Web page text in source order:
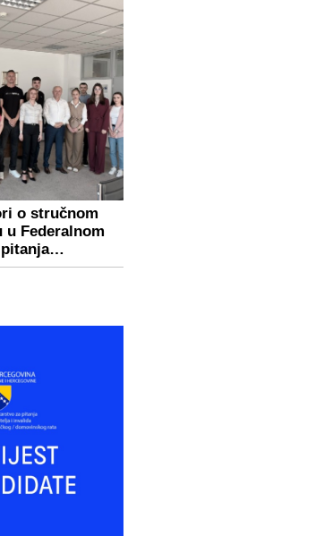
o stručnom
u Federalnom